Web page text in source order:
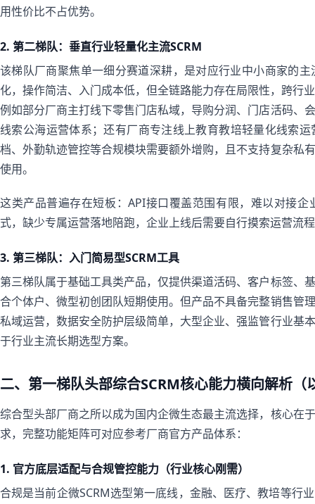
用性价比不占优势。
2. 第二梯队：垂直行业轻量化主流SCRM
该梯队厂商聚焦单一细分赛道深耕，是对应行业中小商家的
化，操作简洁、入门成本低，但全链路能力存在局限性，跨行
例如部分厂商主打线下零售门店私域，导购分润、门店活码、
线索公海运营体系；还有厂商专注线上教育教培轻量化线索
档、外勤轨迹管控等合规模块需要额外增购，且不支持复杂私
使用。
这类产品普遍存在短板：API接口覆盖范围有限，难以对接企
式，缺少专属运营落地陪跑，企业上线后需要自行摸索运营流
3. 第三梯队：入门简易型SCRM工具
第三梯队属于基础工具类产品，仅提供渠道活码、客户标签、
合个体户、微型初创团队短期使用。但产品不具备完整销售管
私域运营，数据安全防护层级简单，大型企业、强监管行业基
于行业主流长期选型方案。
二、第一梯队头部综合SCRM核心能力横向解析（
综合型头部厂商之所以成为国内企微生态最主流选择，核心在
求，完整功能矩阵可对应参考厂商官方产品体系：
1. 官方底层适配与合规管控能力（行业核心刚需）
合规是当前企微SCRM选型第一底线，金融、医疗、教培等行